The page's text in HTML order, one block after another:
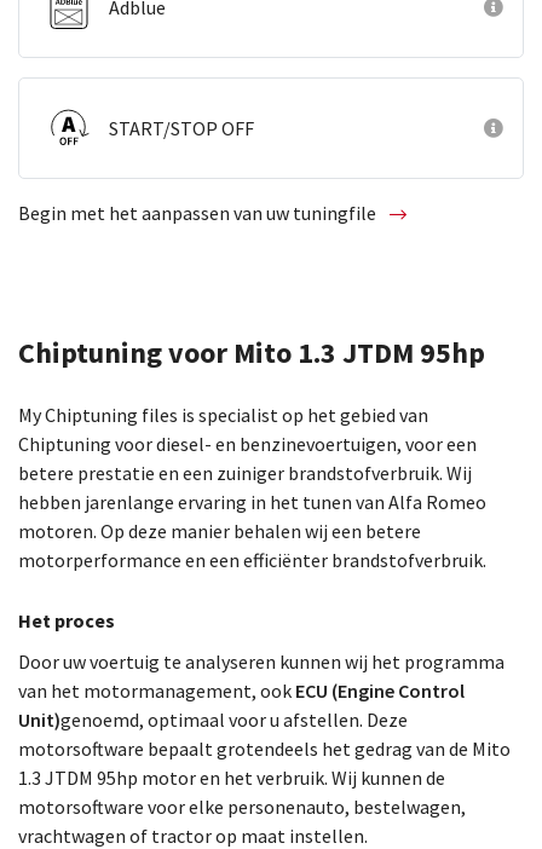
Adblue
START/STOP OFF
Begin met het aanpassen van uw tuningfile
Chiptuning voor Mito 1.3 JTDM 95hp
My Chiptuning files is specialist op het gebied van
Chiptuning voor diesel- en benzinevoertuigen, voor een
betere prestatie en een zuiniger brandstofverbruik. Wij
hebben jarenlange ervaring in het tunen van Alfa Romeo
motoren. Op deze manier behalen wij een betere
motorperformance en een efficiënter brandstofverbruik.
Het proces
Door uw voertuig te analyseren kunnen wij het programma
van het motormanagement, ook ECU (Engine Control
Unit)genoemd, optimaal voor u afstellen. Deze
motorsoftware bepaalt grotendeels het gedrag van de Mito
1.3 JTDM 95hp motor en het verbruik. Wij kunnen de
motorsoftware voor elke personenauto, bestelwagen,
vrachtwagen of tractor op maat instellen.